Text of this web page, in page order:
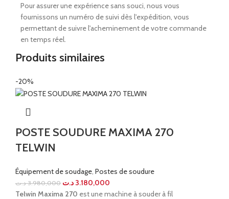
Pour assurer une expérience sans souci, nous vous
fournissons un numéro de suivi dès l'expédition, vous
permettant de suivre l'acheminement de votre commande
en temps réel.
Produits similaires
-20%
POSTE SOUDURE MAXIMA 270
TELWIN
Équipement de soudage, Postes de soudure
3.980,000 د.ت 3.180,000 د.ت
Telwin Maxima 270 est une machine à souder à fil